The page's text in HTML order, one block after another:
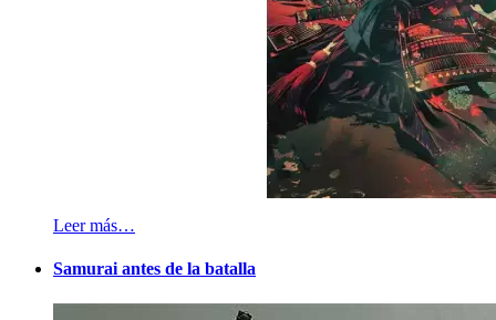
Leer más…
Samurai antes de la batalla